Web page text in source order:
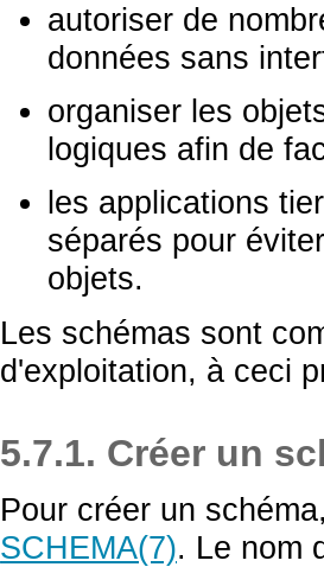
autoriser de
données sans
organiser les
logiques afin de
les applications
séparés pour
objets.
Les schémas sont
d'exploitation, à ceci
5.7.1. Créer un
Pour créer un
SCHEMA(7). Le nom